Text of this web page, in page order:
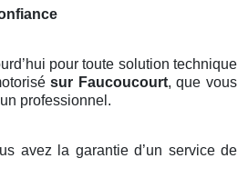
pour toute solution technique
sur Faucoucourt, que vous
professionnel.
avez la garantie d’un service de